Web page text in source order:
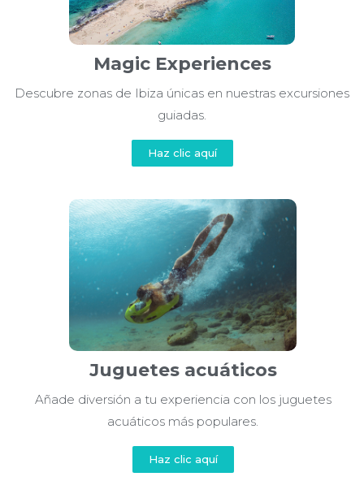
Magic Experiences
Descubre zonas de Ibiza únicas en nuestras excursiones
guiadas.
Haz clic aquí
Juguetes acuáticos
Añade diversión a tu experiencia con los juguetes
acuáticos más populares.
Haz clic aquí